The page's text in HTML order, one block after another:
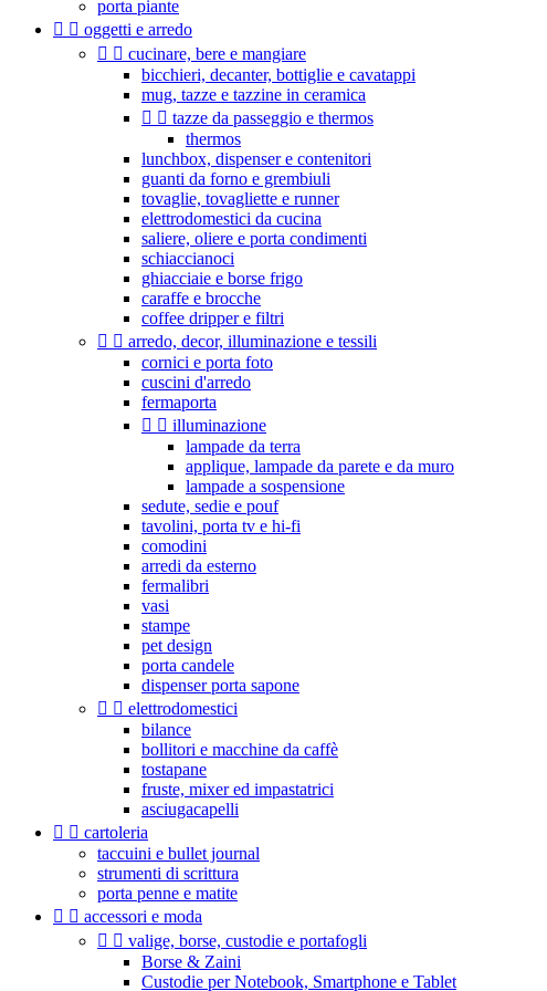
porta piante
  oggetti e arredo
  cucinare, bere e mangiare
bicchieri, decanter, bottiglie e cavatappi
mug, tazze e tazzine in ceramica
  tazze da passeggio e thermos
thermos
lunchbox, dispenser e contenitori
guanti da forno e grembiuli
tovaglie, tovagliette e runner
elettrodomestici da cucina
saliere, oliere e porta condimenti
schiaccianoci
ghiacciaie e borse frigo
caraffe e brocche
coffee dripper e filtri
  arredo, decor, illuminazione e tessili
cornici e porta foto
cuscini d'arredo
fermaporta
  illuminazione
lampade da terra
applique, lampade da parete e da muro
lampade a sospensione
sedute, sedie e pouf
tavolini, porta tv e hi-fi
comodini
arredi da esterno
fermalibri
vasi
stampe
pet design
porta candele
dispenser porta sapone
  elettrodomestici
bilance
bollitori e macchine da caffè
tostapane
fruste, mixer ed impastatrici
asciugacapelli
  cartoleria
taccuini e bullet journal
strumenti di scrittura
porta penne e matite
  accessori e moda
  valige, borse, custodie e portafogli
Borse & Zaini
Custodie per Notebook, Smartphone e Tablet